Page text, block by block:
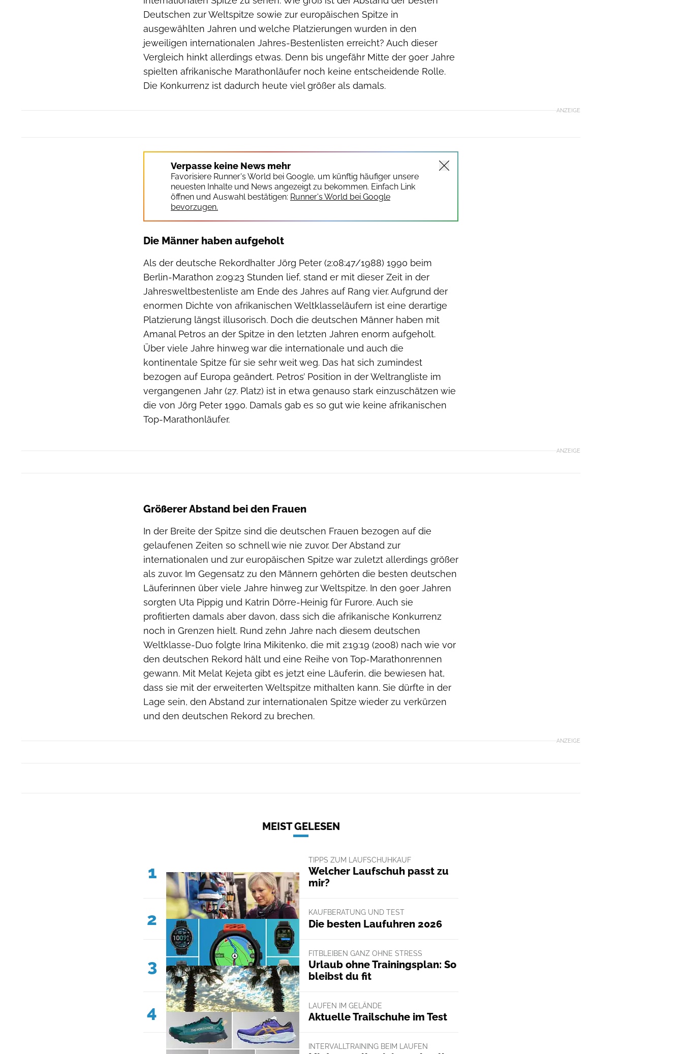
Deutschen zur Weltspitze sowie zur europäischen Spitze in
ausgewählten Jahren und welche Platzierungen wurden in den
jeweiligen internationalen Jahres-Bestenlisten erreicht? Auch dieser
Vergleich hinkt allerdings etwas. Denn bis ungefähr Mitte der 90er Jahre
spielten afrikanische Marathonläufer noch keine entscheidende Rolle.
Die Konkurrenz ist dadurch heute viel größer als damals.
ANZEIGE
Verpasse keine News mehr
Favorisiere Runner's World bei Google, um künftig häufiger unsere
neuesten Inhalte und News angezeigt zu bekommen. Einfach Link
öffnen und Auswahl bestätigen: Runner's World bei Google
bevorzugen.
Die Männer haben aufgeholt
Als der deutsche Rekordhalter Jörg Peter (2:08:47/1988) 1990 beim
Berlin-Marathon 2:09:23 Stunden lief, stand er mit dieser Zeit in der
Jahresweltbestenliste am Ende des Jahres auf Rang vier. Aufgrund der
enormen Dichte von afrikanischen Weltklasseläufern ist eine derartige
Platzierung längst illusorisch. Doch die deutschen Männer haben mit
Amanal Petros an der Spitze in den letzten Jahren enorm aufgeholt.
Über viele Jahre hinweg war die internationale und auch die
kontinentale Spitze für sie sehr weit weg. Das hat sich zumindest
bezogen auf Europa geändert. Petros’ Position in der Weltrangliste im
vergangenen Jahr (27. Platz) ist in etwa genauso stark einzuschätzen wie
die von Jörg Peter 1990. Damals gab es so gut wie keine afrikanischen
Top-Marathonläufer.
ANZEIGE
Größerer Abstand bei den Frauen
In der Breite der Spitze sind die deutschen Frauen bezogen auf die
gelaufenen Zeiten so schnell wie nie zuvor. Der Abstand zur
internationalen und zur europäischen Spitze war zuletzt allerdings größer
als zuvor. Im Gegensatz zu den Männern gehörten die besten deutschen
Läuferinnen über viele Jahre hinweg zur Weltspitze. In den 90er Jahren
sorgten Uta Pippig und Katrin Dörre-Heinig für Furore. Auch sie
profitierten damals aber davon, dass sich die afrikanische Konkurrenz
noch in Grenzen hielt. Rund zehn Jahre nach diesem deutschen
Weltklasse-Duo folgte Irina Mikitenko, die mit 2:19:19 (2008) nach wie vor
den deutschen Rekord hält und eine Reihe von Top-Marathonrennen
gewann. Mit Melat Kejeta gibt es jetzt eine Läuferin, die bewiesen hat,
dass sie mit der erweiterten Weltspitze mithalten kann. Sie dürfte in der
Lage sein, den Abstand zur internationalen Spitze wieder zu verkürzen
und den deutschen Rekord zu brechen.
ANZEIGE
MEIST GELESEN
1
TIPPS ZUM LAUFSCHUHKAUF
Welcher Laufschuh passt zu
mir?
2 KAUFBERATUNG UND TEST
Die besten Laufuhren 2026
3
FITBLEIBEN GANZ OHNE STRESS
Urlaub ohne Trainingsplan: So
bleibst du fit
4 LAUFEN IM GELÄNDE
Aktuelle Trailschuhe im Test
INTERVALLTRAINING BEIM LAUFEN